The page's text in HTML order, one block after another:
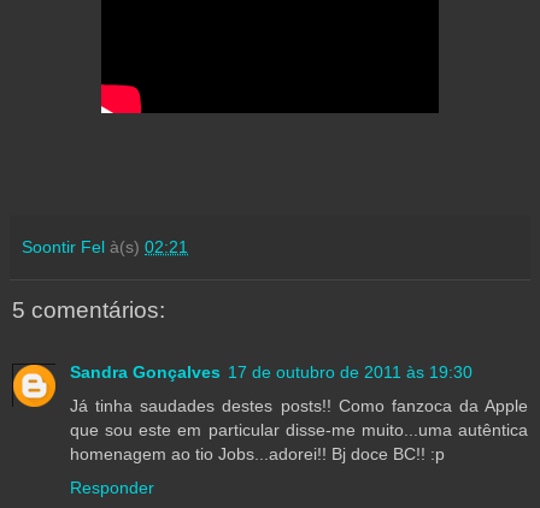
Soontir Fel à(s) 02:21
5 comentários:
Sandra Gonçalves 17 de outubro de 2011 às 19:30
Já tinha saudades destes posts!! Como fanzoca da Apple
que sou este em particular disse-me muito...uma autêntica
homenagem ao tio Jobs...adorei!! Bj doce BC!! :p
Responder